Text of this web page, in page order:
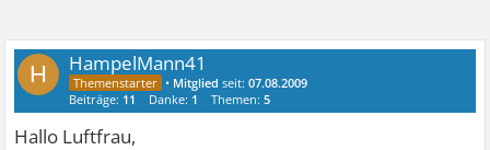
H HampelMann41
• Mitglied seit:07.08.2009
Beiträge: 11 Danke: 1 Themen:5
Hallo Luftfrau,